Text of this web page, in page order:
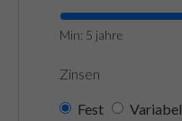
Min: 5 jahre
Zinsen
Fest Variabel